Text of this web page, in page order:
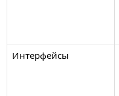
Интерфейсы